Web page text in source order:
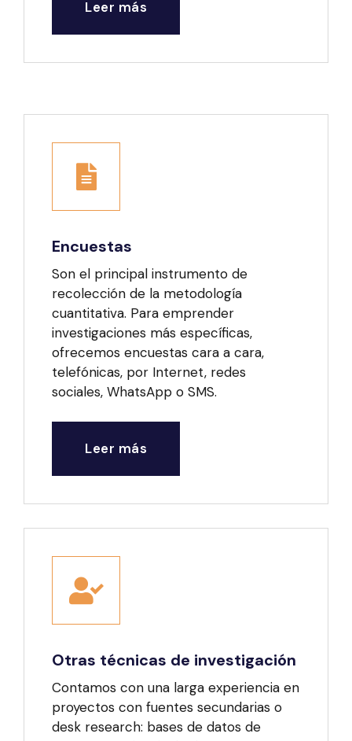
Leer más
Encuestas
Son el principal instrumento de
recolección de la metodología
cuantitativa. Para emprender
investigaciones más específicas,
ofrecemos encuestas cara a cara,
telefónicas, por Internet, redes
sociales, WhatsApp o SMS.
Leer más
Otras técnicas de investigación
Contamos con una larga experiencia en
proyectos con fuentes secundarias o
desk research: bases de datos de